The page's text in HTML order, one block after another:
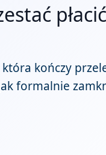
kończy
formalnie